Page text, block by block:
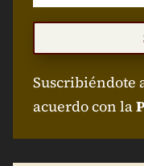
Suscribiéndote
acuerdo con la